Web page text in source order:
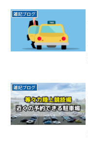
雑記ブログ
雑記ブログ